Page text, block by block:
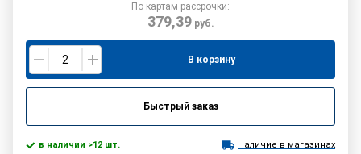
По картам рассрочки:
379,39руб.
В корзину
Быстрый заказ
в наличии >12 шт. Наличие в магазинах